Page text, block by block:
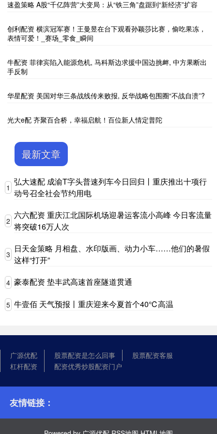
速盈策略 A股“千亿阵营”大变局：从“铁三角”盘踞到“新经济”扩容
创利配资 横滨冠军赛！王曼昱在台下观看孙颖莎比赛，偷吃果冻，
表情可爱！_赛场_零食_瞬间
牛配资 菲律宾陷入能源危机, 马科斯边求援中国边挑衅, 中方果断出
手反制
华星配资 美国对华三条战线传来败报, 反华战略包围圈“不战自溃”?
光大e配 齐聚百合桥，幸福启航！百位新人情定普陀
最新文章
1
弘大速配 成渝T字头普速列车今日回归丨重庆推出十项行
动号召全社会节约用电
2
六六配资 重庆江北国际机场迎暑运客流小高峰 今日客流量
将突破16万人次
3
日天金策略 月相盘、水印版画、动力小车……他们的暑假
这样“打开”
4 豪泰配资 垫丰武高速首座隧道贯通
5 牛壹佰 天气预报丨重庆迎来今夏首个40℃高温
广源优配 股票配资是怎么回事
股票配资客服
杠杆配资
配资优秀炒股配资门户
友情链接：